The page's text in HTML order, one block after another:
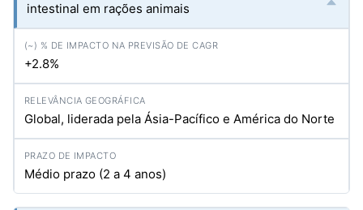
intestinal em rações animais
+2.8%
Global, liderada pela Ásia-Pacífico e América do Norte
Médio prazo (2 a 4 anos)